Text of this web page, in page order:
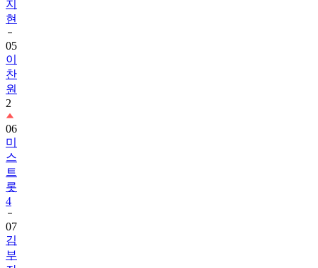
05
이
찬
원
2
06
미
스
트
롯
4
07
김
부
장
2